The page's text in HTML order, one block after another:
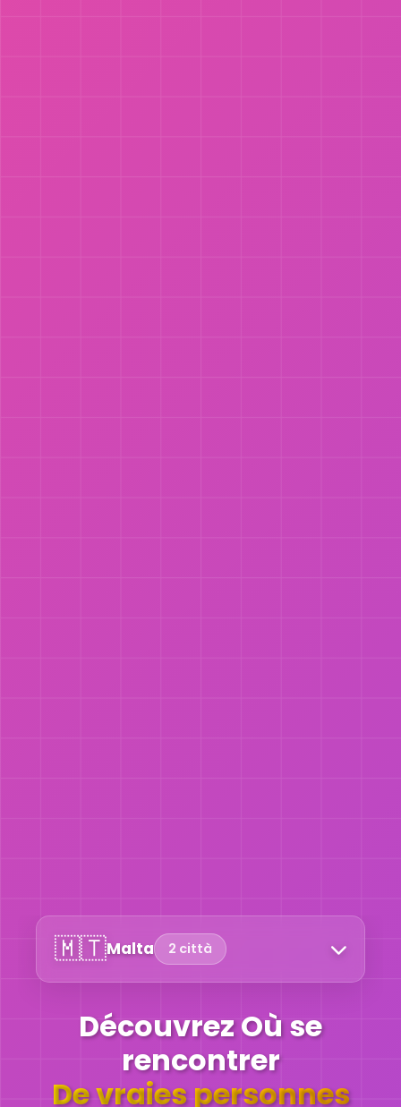
🇲🇹Malta 2 città
Découvrez Où se
rencontrer
De vraies personnes